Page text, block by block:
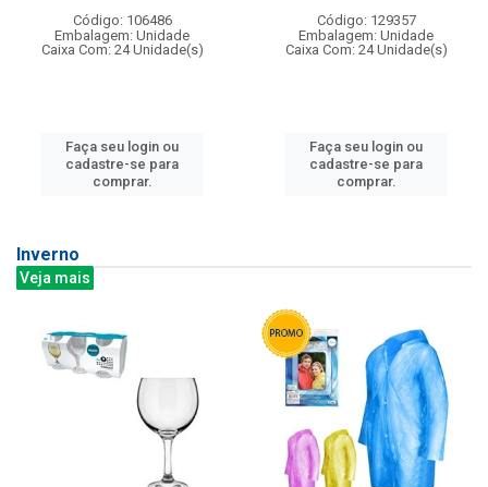
Código: 106486
Embalagem: Unidade
Caixa Com: 24 Unidade(s)
Faça seu login ou
cadastre-se para
comprar.
Código: 129357
Embalagem: Unidade
Caixa Com: 24 Unidade(s)
Faça seu login ou
cadastre-se para
comprar.
Inverno
Veja mais